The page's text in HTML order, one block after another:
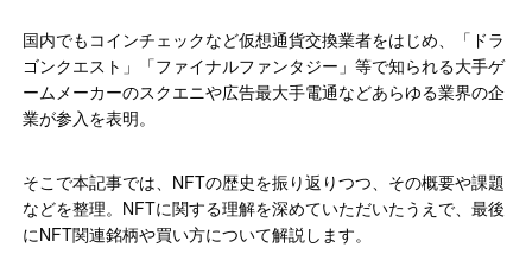
国内でもコインチェックなど仮想通貨交換業者をはじめ、「ドラ
ゴンクエスト」「ファイナルファンタジー」等で知られる大手ゲ
ームメーカーのスクエニや広告最大手電通などあらゆる業界の企
業が参入を表明。
そこで本記事では、NFTの歴史を振り返りつつ、その概要や課題
などを整理。NFTに関する理解を深めていただいたうえで、最後
にNFT関連銘柄や買い方について解説します。